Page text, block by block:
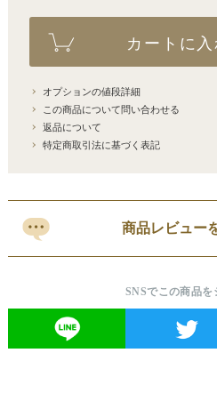
カートに
オプションの値段詳細
この商品について問い合わせる
返品について
特定商取引法に基づく表記
商品レビュー
SNSでこの商品を